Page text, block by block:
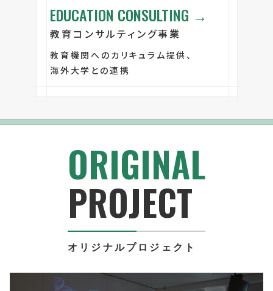
EDUCATION CONSULTING →
教育コンサルティング事業
教育機関へのカリキュラム提供、
海外大学との連携
ORIGINAL
PROJECT
オリジナルプロジェクト